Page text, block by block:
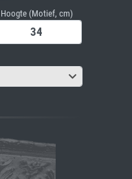
Hoogte (Motief, cm)